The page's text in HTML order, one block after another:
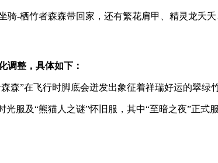
-栖竹者森森带回家，还有繁花肩甲、精灵龙夭
调整，具体如下：
森”在飞行时脚底会迸发出象征着祥瑞好运的翠绿
服及“熊猫人之谜”怀旧服，其中“至暗之夜”正式